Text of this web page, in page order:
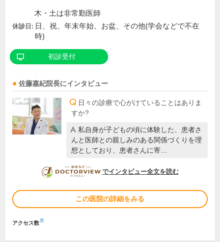
木・土は非常勤医師
休診日: 日、祝、年末年始、お盆、その他(学会などで不在
時)
初診受付
佐藤嘉紀院長にインタビュー
日々の診療で心がけていることはありま
すか?
私自身が子どもの頃に体験した、患者さ
んと医師との親しみのある関係づくりを理
想としており、患者さんに寄…
DOCTORVIEW
でインタビュー全文を読む
この医院の詳細をみる
アクセス数※